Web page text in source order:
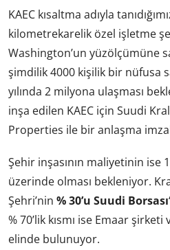
KAEC kısaltma adıyla
kilometrekarelik özel işletme
Washington’un yüzölçümüne
şimdilik 4000 kişilik bir nüfusa
yılında 2 milyona ulaşması
inşa edilen KAEC için Suudi
Properties ile bir anlaşma
Şehir inşasının maliyetinin ise
üzerinde olması bekleniyor.
Şehri’nin % 30’u Suudi Borsası
% 70’lik kısmı ise Emaar
elinde bulunuyor.